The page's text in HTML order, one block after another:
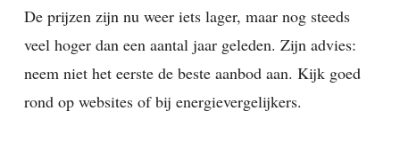
De prijzen zijn nu weer iets lager, maar nog steeds
veel hoger dan een aantal jaar geleden. Zijn advies:
neem niet het eerste de beste aanbod aan. Kijk goed
rond op websites of bij energievergelijkers.